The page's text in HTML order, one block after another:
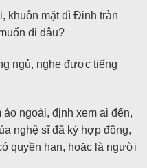
khuôn mặt dì Đinh tràn
đi đâu?
ngủ, nghe được tiếng
ngoài, định xem ai đến,
nghệ sĩ đã ký hợp đồng,
quyền hạn, hoặc là người